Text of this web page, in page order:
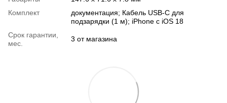
Комплект
документация; Кабель USB-C для
подзарядки (1 м); iPhone с iOS 18
Срок гарантии,
мес.
3 от магазина